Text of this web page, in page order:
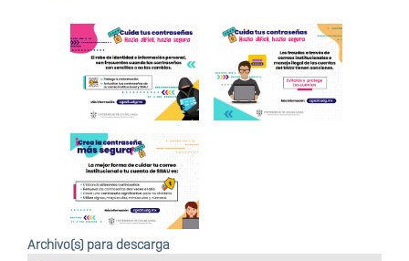
Archivo(s) para descarga